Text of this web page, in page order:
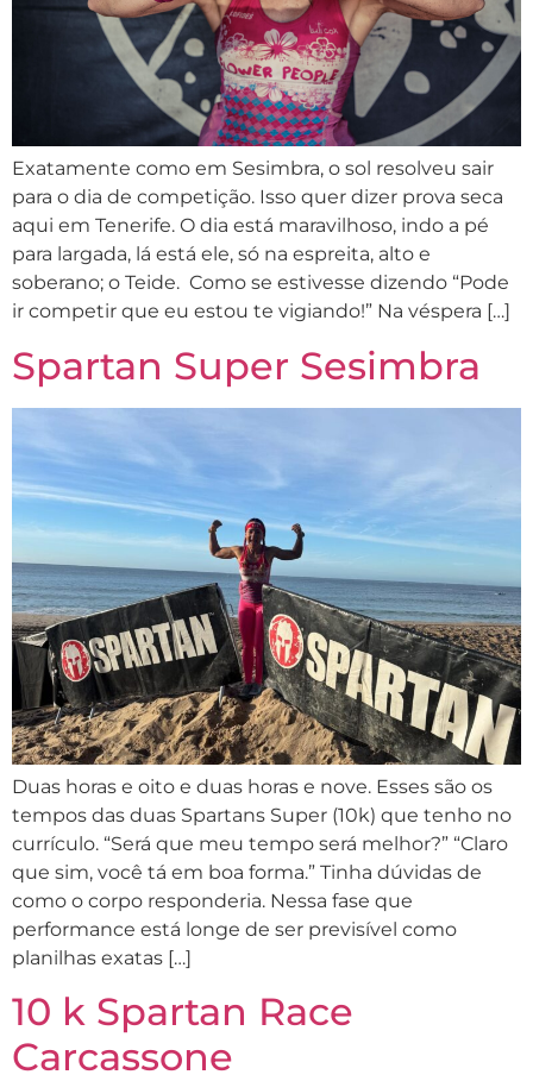
Exatamente como em Sesimbra, o sol resolveu sair
para o dia de competição. Isso quer dizer prova seca
aqui em Tenerife. O dia está maravilhoso, indo a pé
para largada, lá está ele, só na espreita, alto e
soberano; o Teide. Como se estivesse dizendo “Pode
ir competir que eu estou te vigiando!” Na véspera […]
Spartan Super Sesimbra
Duas horas e oito e duas horas e nove. Esses são os
tempos das duas Spartans Super (10k) que tenho no
currículo. “Será que meu tempo será melhor?” “Claro
que sim, você tá em boa forma.” Tinha dúvidas de
como o corpo responderia. Nessa fase que
performance está longe de ser previsível como
planilhas exatas […]
10 k Spartan Race
Carcassone